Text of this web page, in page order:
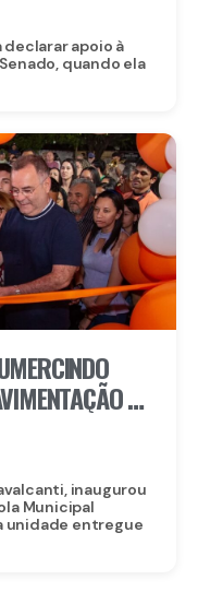
apoio à
quando ela
DE
inaugurou
Municipal
unidade entregue